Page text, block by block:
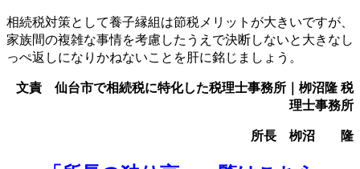
相続税対策として養子縁組は節税メリットが大きいですが、
家族間の複雑な事情を考慮したうえで決断しないと大きなし
っぺ返しになりかねないことを肝に銘じましょう。
文責 仙台市で相続税に特化した税理士事務所｜栁沼隆 税
理士事務所
所長 栁沼 隆